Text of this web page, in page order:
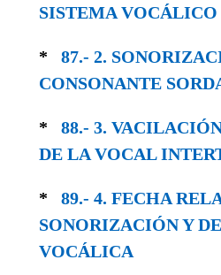
SISTEMA VOCÁLICO
* 87.- 2.
CONSONANTE
* 88.- 3.
DE LA VOCAL
* 89.- 4. FECHA
SONORIZA­CIÓN Y
VOCÁLICA